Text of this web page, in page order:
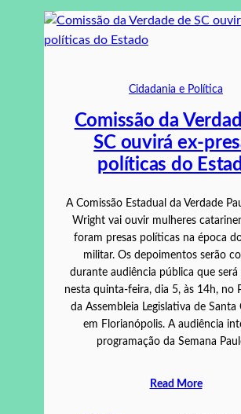
Cidadania e Política
Comissão da
SC ouvirá ex-
políticas do
A Comissão Estadual da Verdade
Wright vai ouvir mulheres
foram presas políticas na época
militar. Os depoimentos serão
durante audiência pública que será
nesta quinta-feira, dia 5, às 14h, no
da Assembleia Legislativa de Santa
em Florianópolis. A audiência
programação da Semana
Read More